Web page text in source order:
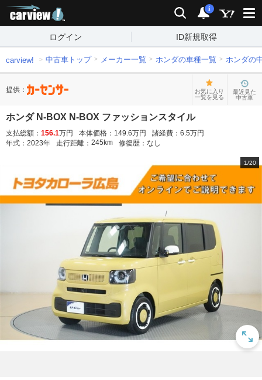
検索 通知
i
ログイン ID新規取得
carview! 中古車トップ メーカー一覧 ホンダの車種一覧 ホンダの
提供：
お気に入り
一覧を見る
最近見た
中古車
ホンダ N-BOX N-BOX ファッションスタイル
支払総額： 156.1万円 本体価格： 149.6万円 諸経費： 6.5万円
年式： 2023年 走行距離： 245 km 修復歴： なし
1/20